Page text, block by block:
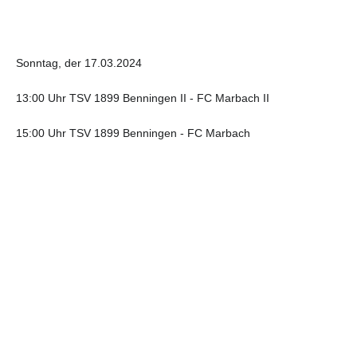
Sonntag, der 17.03.2024
13:00 Uhr TSV 1899 Benningen II - FC Marbach II
15:00 Uhr TSV 1899 Benningen - FC Marbach